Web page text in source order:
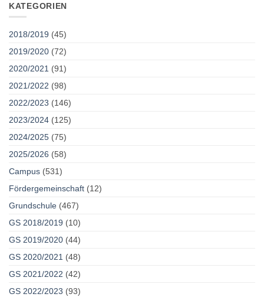
KATEGORIEN
2018/2019 (45)
2019/2020 (72)
2020/2021 (91)
2021/2022 (98)
2022/2023 (146)
2023/2024 (125)
2024/2025 (75)
2025/2026 (58)
Campus (531)
Fördergemeinschaft (12)
Grundschule (467)
GS 2018/2019 (10)
GS 2019/2020 (44)
GS 2020/2021 (48)
GS 2021/2022 (42)
GS 2022/2023 (93)